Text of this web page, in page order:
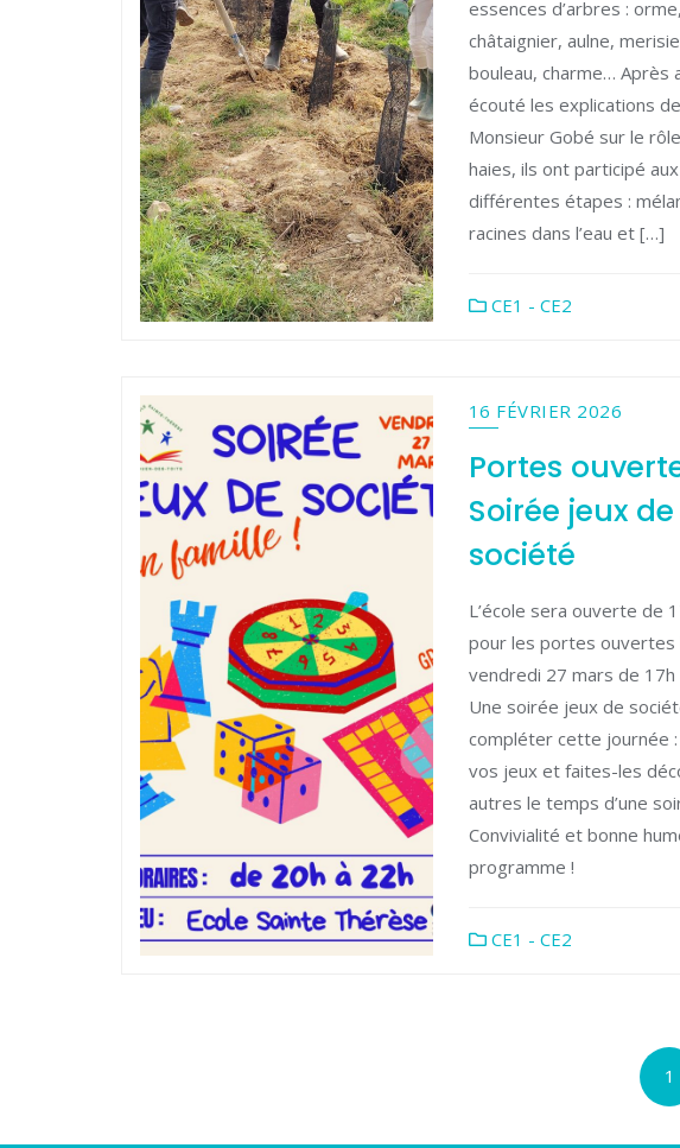
essences d’arbres :
châtaignier, aulne,
bouleau, charme… Après
écouté les explications de
Monsieur Gobé sur le
haies, ils ont participé aux
différentes étapes :
racines dans l’eau et […]
CE1 - CE2
16 FÉVRIER 2026
Portes
Soirée jeux de
société
L’école sera ouverte de
pour les portes ouvertes
vendredi 27 mars de 17h
Une soirée jeux de
compléter cette journée
vos jeux et faites-les
autres le temps d’une
Convivialité et bonne
programme !
CE1 - CE2
1